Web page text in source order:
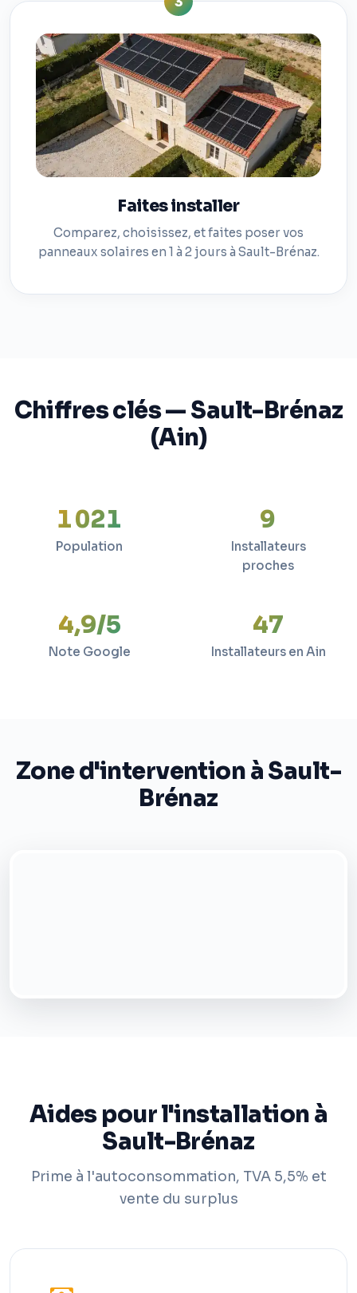
Faites installer
Comparez, choisissez, et faites poser vos
panneaux solaires en 1 à 2 jours à Sault-Brénaz.
Chiffres clés — Sault-Brénaz
(Ain)
1 021
Population
9
Installateurs
proches
4,9/5
Note Google
47
Installateurs en Ain
Zone d'intervention à Sault-
Brénaz
Aides pour l'installation à
Sault-Brénaz
Prime à l'autoconsommation, TVA 5,5% et
vente du surplus